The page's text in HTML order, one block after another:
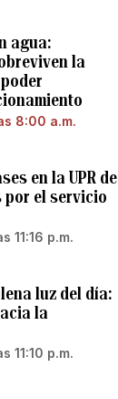
agua:
la
8:00 a.m.
en la UPR de
por el servicio
11:16 p.m.
luz del día:
la
11:10 p.m.